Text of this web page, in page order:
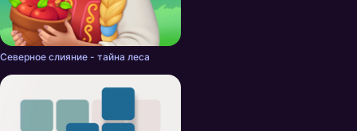
Северное слияние - тайна леса